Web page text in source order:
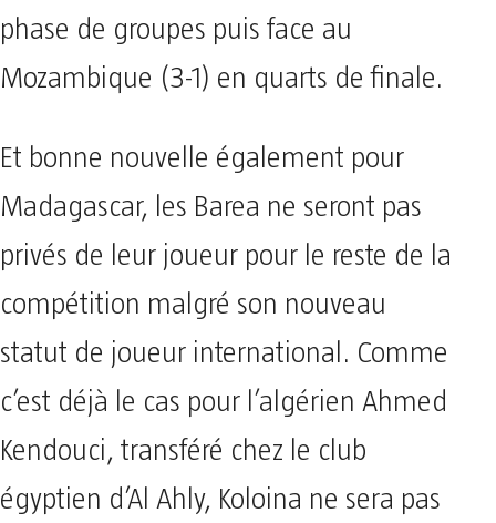
phase de groupes puis face au
Mozambique (3-1) en quarts de finale.
Et bonne nouvelle également pour
Madagascar, les Barea ne seront pas
privés de leur joueur pour le reste de la
compétition malgré son nouveau
statut de joueur international. Comme
c’est déjà le cas pour l’algérien Ahmed
Kendouci, transféré chez le club
égyptien d’Al Ahly, Koloina ne sera pas